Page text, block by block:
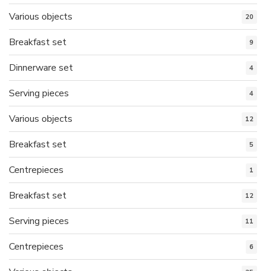
Various objects 20
Breakfast set 9
Dinnerware set 4
Serving pieces 4
Various objects 12
Breakfast set 5
Centrepieces 1
Breakfast set 12
Serving pieces 11
Centrepieces 6